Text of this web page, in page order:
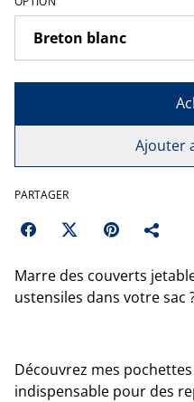
Ajouter
PARTAGER
Marre des couverts
ustensiles dans votre sac
Découvrez mes
indispensable pour des